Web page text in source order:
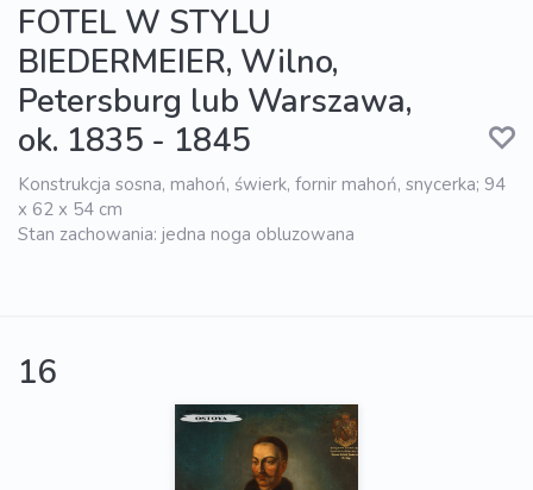
FOTEL W STYLU
BIEDERMEIER, Wilno,
Petersburg lub Warszawa,
ok. 1835 - 1845
Konstrukcja sosna, mahoń, świerk, fornir mahoń, snycerka; 94
x 62 x 54 cm
Stan zachowania: jedna noga obluzowana
16